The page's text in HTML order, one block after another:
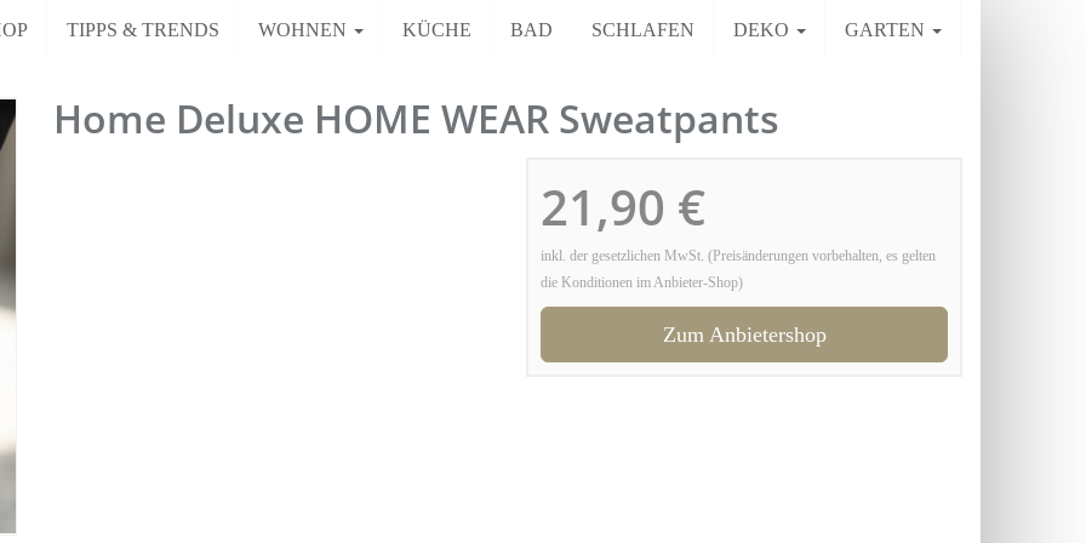
TIPPS & TRENDS WOHNEN KÜCHE BAD SCHLAFEN DEKO GARTEN
Home Deluxe HOME WEAR Sweatpants
21,90 €
inkl. der gesetzlichen MwSt. (Preisänderungen vorbehalten, es gelten
die Konditionen im Anbieter-Shop)
Zum Anbietershop